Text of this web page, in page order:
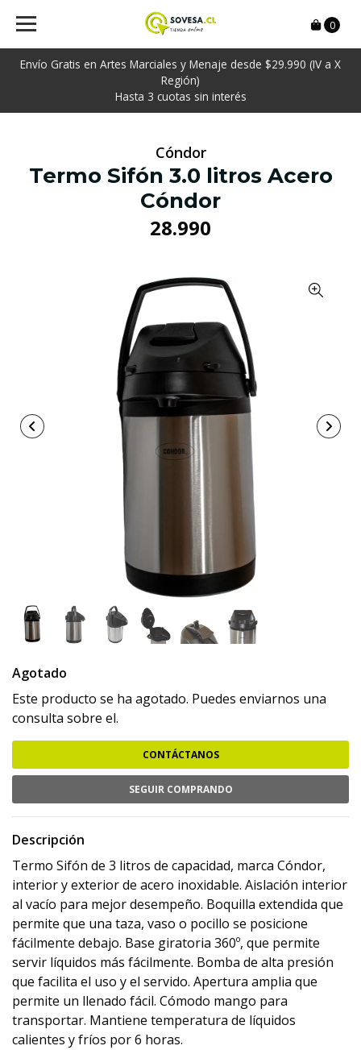
Envío Gratis en Artes Marciales y Menaje desde $29.990 (IV a X
Región)
Hasta 3 cuotas sin interés
0
Cóndor
Termo Sifón 3.0 litros Acero
Cóndor
28.990
Agotado
Este producto se ha agotado. Puedes enviarnos una
consulta sobre el.
CONTÁCTANOS
SEGUIR COMPRANDO
Descripción
Termo Sifón de 3 litros de capacidad, marca Cóndor,
interior y exterior de acero inoxidable. Aislación interior
al vacío para mejor desempeño. Boquilla extendida que
permite que una taza, vaso o pocillo se posicione
fácilmente debajo. Base giratoria 360º, que permite
servir líquidos más fácilmente. Bomba de alta presión
que facilita el uso y el servido. Apertura amplia que
permite un llenado fácil. Cómodo mango para
transportar. Mantiene temperatura de líquidos
calientes y fríos por 6 horas.